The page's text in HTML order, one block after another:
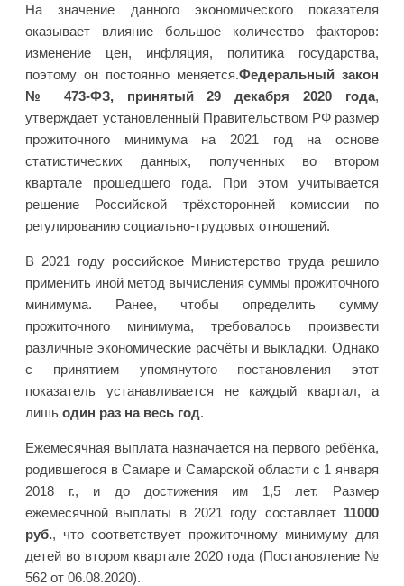
На значение данного экономического показателя
оказывает влияние большое количество факторов:
изменение цен, инфляция, политика государства,
поэтому он постоянно меняется.Федеральный закон
№ 473-ФЗ, принятый 29 декабря 2020 года,
утверждает установленный Правительством РФ размер
прожиточного минимума на 2021 год на основе
статистических данных, полученных во втором
квартале прошедшего года. При этом учитывается
решение Российской трёхсторонней комиссии по
регулированию социально-трудовых отношений.
В 2021 году российское Министерство труда решило
применить иной метод вычисления суммы прожиточного
минимума. Ранее, чтобы определить сумму
прожиточного минимума, требовалось произвести
различные экономические расчёты и выкладки. Однако
с принятием упомянутого постановления этот
показатель устанавливается не каждый квартал, а
лишь один раз на весь год.
Ежемесячная выплата назначается на первого ребёнка,
родившегося в Самаре и Самарской области с 1 января
2018 г., и до достижения им 1,5 лет. Размер
ежемесячной выплаты в 2021 году составляет 11000
руб., что соответствует прожиточному минимуму для
детей во втором квартале 2020 года (Постановление №
562 от 06.08.2020).